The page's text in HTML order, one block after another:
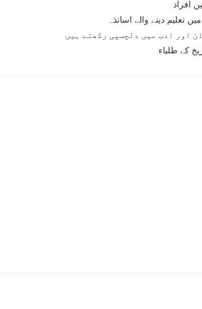
افراد
تعلیم دینے والے اساتذہ
اور ادب میں دلچسپی رکھتے ہیں
کے طلباء